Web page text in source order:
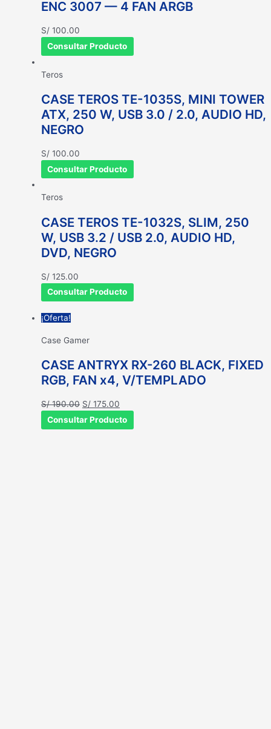
ENC 3007 — 4 FAN ARGB
S/ 100.00
Consultar Producto
Teros
CASE TEROS TE-1035S, MINI TOWER
ATX, 250 W, USB 3.0 / 2.0, AUDIO HD,
NEGRO
S/ 100.00
Consultar Producto
Teros
CASE TEROS TE-1032S, SLIM, 250
W, USB 3.2 / USB 2.0, AUDIO HD,
DVD, NEGRO
S/ 125.00
Consultar Producto
¡Oferta!
Case Gamer
CASE ANTRYX RX-260 BLACK, FIXED
RGB, FAN x4, V/TEMPLADO
S/190.00 El
precio
original
S/ 175.00
precio
actual
Consultar Producto